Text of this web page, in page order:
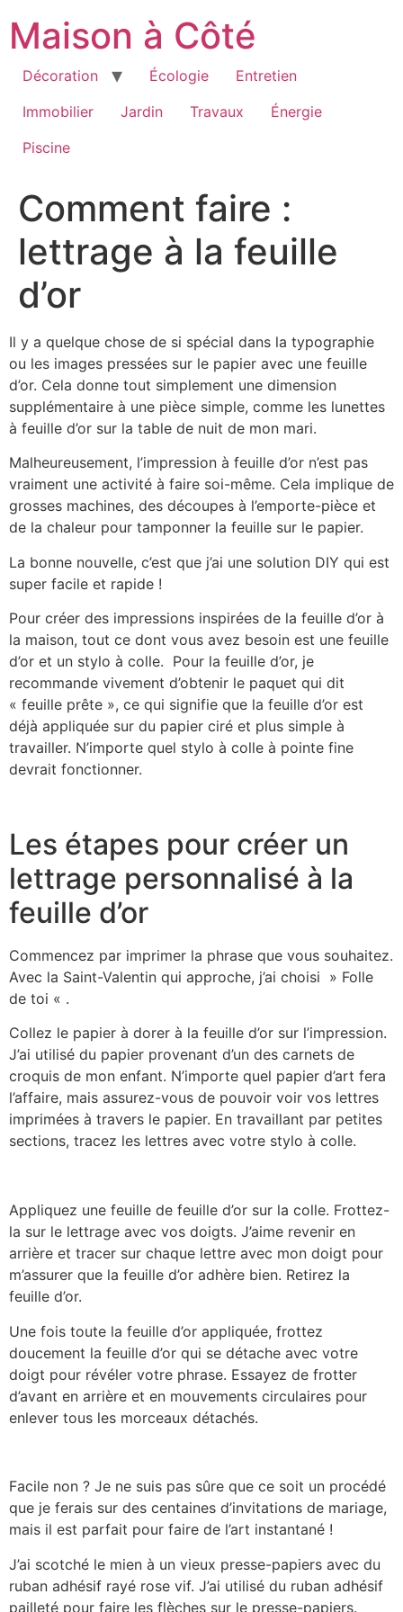
contenu
Maison à Côté
Décoration Écologie
Entretien
Immobilier
Jardin Travaux
Énergie
Piscine
Comment faire :
lettrage à la feuille
d’or
Il y a quelque chose de si spécial dans la typographie
ou les images pressées sur le papier avec une feuille
d’or. Cela donne tout simplement une dimension
supplémentaire à une pièce simple, comme les lunettes
à feuille d’or sur la table de nuit de mon mari.
Malheureusement, l’impression à feuille d’or n’est pas
vraiment une activité à faire soi-même. Cela implique de
grosses machines, des découpes à l’emporte-pièce et
de la chaleur pour tamponner la feuille sur le papier.
La bonne nouvelle, c’est que j’ai une solution DIY qui est
super facile et rapide !
Pour créer des impressions inspirées de la feuille d’or à
la maison, tout ce dont vous avez besoin est une feuille
d’or et un stylo à colle. Pour la feuille d’or, je
recommande vivement d’obtenir le paquet qui dit
« feuille prête », ce qui signifie que la feuille d’or est
déjà appliquée sur du papier ciré et plus simple à
travailler. N’importe quel stylo à colle à pointe fine
devrait fonctionner.
Les étapes pour créer un
lettrage personnalisé à la
feuille d’or
Commencez par imprimer la phrase que vous souhaitez.
Avec la Saint-Valentin qui approche, j’ai choisi » Folle
de toi « .
Collez le papier à dorer à la feuille d’or sur l’impression.
J’ai utilisé du papier provenant d’un des carnets de
croquis de mon enfant. N’importe quel papier d’art fera
l’affaire, mais assurez-vous de pouvoir voir vos lettres
imprimées à travers le papier. En travaillant par petites
sections, tracez les lettres avec votre stylo à colle.
Appliquez une feuille de feuille d’or sur la colle. Frottez-
la sur le lettrage avec vos doigts. J’aime revenir en
arrière et tracer sur chaque lettre avec mon doigt pour
m’assurer que la feuille d’or adhère bien. Retirez la
feuille d’or.
Une fois toute la feuille d’or appliquée, frottez
doucement la feuille d’or qui se détache avec votre
doigt pour révéler votre phrase. Essayez de frotter
d’avant en arrière et en mouvements circulaires pour
enlever tous les morceaux détachés.
Facile non ? Je ne suis pas sûre que ce soit un procédé
que je ferais sur des centaines d’invitations de mariage,
mais il est parfait pour faire de l’art instantané !
J’ai scotché le mien à un vieux presse-papiers avec du
ruban adhésif rayé rose vif. J’ai utilisé du ruban adhésif
pailleté pour faire les flèches sur le presse-papiers.